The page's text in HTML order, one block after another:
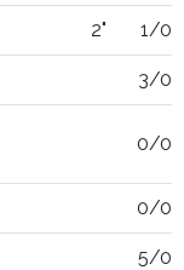
2" 1/0
3/0
0/0
0/0
5/0